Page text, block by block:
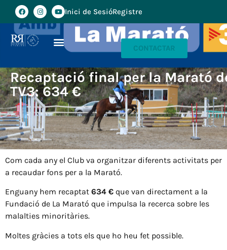
Inici de SesióRegistre
CONTACTAR
Recaptació final per la Marató
TV3: 634 €
Com cada any el Club va organitzar diferents activitats per
a recaudar fons per a la Marató.
Enguany hem recaptat 634 € que van directament a la
Fundació de La Marató que impulsa la recerca sobre les
malalties minoritàries.
Moltes gràcies a tots els que ho heu fet possible.